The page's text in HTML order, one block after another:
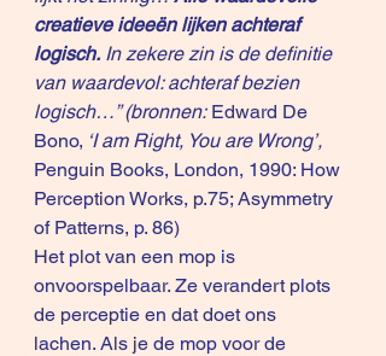
creatieve ideeën lijken achteraf
logisch. In zekere zin is de definitie
van waardevol: achteraf bezien
logisch…” (bronnen: Edward De
Bono, ‘I am Right, You are Wrong’,
Penguin Books, London, 1990: How
Perception Works, p.75; Asymmetry
of Patterns, p. 86)
Het plot van een mop is
onvoorspelbaar. Ze verandert plots
de perceptie en dat doet ons
lachen. Als je de mop voor de